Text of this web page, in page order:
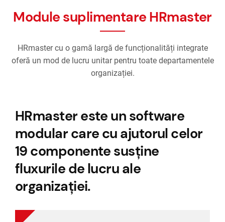
Module suplimentare HRmaster
HRmaster cu o gamă largă de funcționalități integrate
oferă un mod de lucru unitar pentru toate departamentele
organizației.
HRmaster este un software
modular care cu ajutorul celor
19 componente susține
fluxurile de lucru ale
organizației.